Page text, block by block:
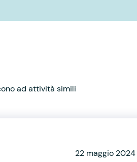
ad attività simili
22 maggio 2024